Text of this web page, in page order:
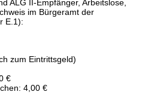
ALG II-Empfänger, Arbeitslose,
im Bürgeramt der
E.1):
zum Eintrittsgeld)
€
4,00 €